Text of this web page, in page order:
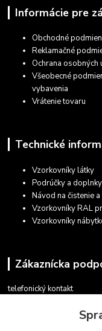
Informácie pre
Obchodné
Reklamačné
Ochrana osobných
Všeobecné
vybavenia
Vrátenie tovaru
Technické
Vzorkovníky látky
Podrúčky a
Návod na čistenie
Vzorkovníky RAL
Vzorkovníky
Zákaznícka
telefonický kontakt
v pracovných dňoch 08.30